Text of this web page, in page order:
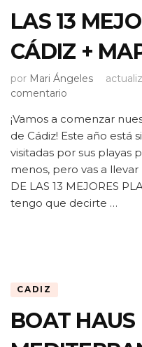
LAS 13
CÁDIZ +
por Mari Ángeles
comentario
13
MEJORES
PLAYAS
DE
CÁDIZ
MAPA
¡Vamos a comenzar
de Cádiz! Este año está
visitadas por sus playas
menos, pero vas a
DE LAS 13 MEJORES
tengo que decirte …
CADIZ
BOAT HAUS